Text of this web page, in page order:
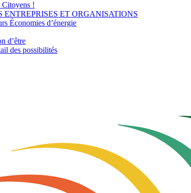
!
ENTREPRISES ET ORGANISATIONS
Économies d’énergie
d’être
des possibilités